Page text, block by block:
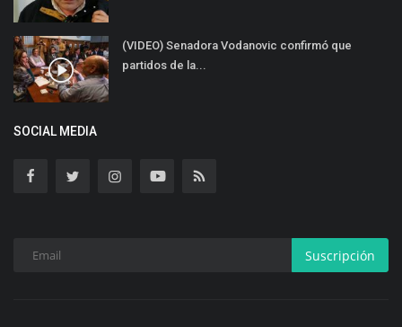
(VIDEO) Senadora Vodanovic confirmó que
partidos de la...
SOCIAL MEDIA
Suscripción